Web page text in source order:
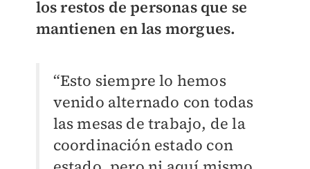
los restos de personas que se
mantienen en las morgues.
“Esto siempre lo hemos
venido alternado con todas
las mesas de trabajo, de la
coordinación estado con